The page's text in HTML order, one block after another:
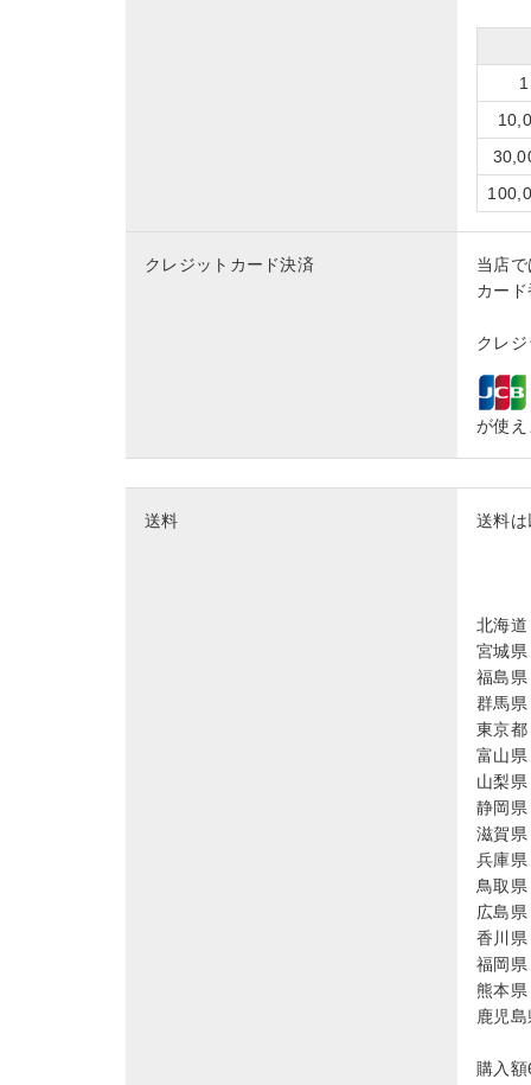
クレジットカード決済
当店
カー
クレ
が使
送料 送料
北海
宮城
福島
群馬
東京
富山
山梨
静岡
滋賀
兵庫
鳥取
広島
香川
福岡
熊本
鹿児
購入